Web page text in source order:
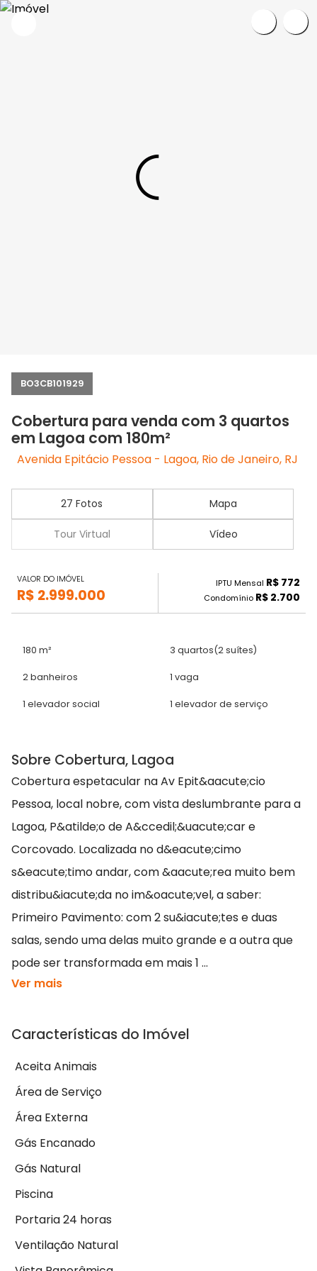
BO3CB101929
Cobertura para venda com 3 quartos
em Lagoa com 180m²
Avenida Epitácio Pessoa - Lagoa, Rio de Janeiro, RJ
27 Fotos Mapa
Tour Virtual Vídeo
VALOR DO IMÓVEL
R$ 2.999.000
IPTU Mensal R$ 772
Condomínio R$ 2.700
180 m² 3 quartos(2 suítes)
2 banheiros 1 vaga
1 elevador social 1 elevador de serviço
Sobre Cobertura, Lagoa
Cobertura espetacular na Av Epit&aacute;cio
Pessoa, local nobre, com vista deslumbrante para a
Lagoa, P&atilde;o de A&ccedil;&uacute;car e
Corcovado. Localizada no d&eacute;cimo
s&eacute;timo andar, com &aacute;rea muito bem
distribu&iacute;da no im&oacute;vel, a saber:
Primeiro Pavimento: com 2 su&iacute;tes e duas
salas, sendo uma delas muito grande e a outra que
pode ser transformada em mais 1 ...
Ver mais
Características do Imóvel
Aceita Animais
Área de Serviço
Área Externa
Gás Encanado
Gás Natural
Piscina
Portaria 24 horas
Ventilação Natural